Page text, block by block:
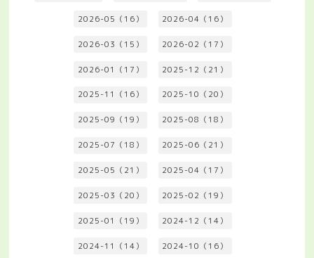
2026-05（16） 2026-04（16）
2026-03（15） 2026-02（17）
2026-01（17） 2025-12（21）
2025-11（16） 2025-10（20）
2025-09（19） 2025-08（18）
2025-07（18） 2025-06（21）
2025-05（21） 2025-04（17）
2025-03（20） 2025-02（19）
2025-01（19） 2024-12（14）
2024-11（14） 2024-10（16）